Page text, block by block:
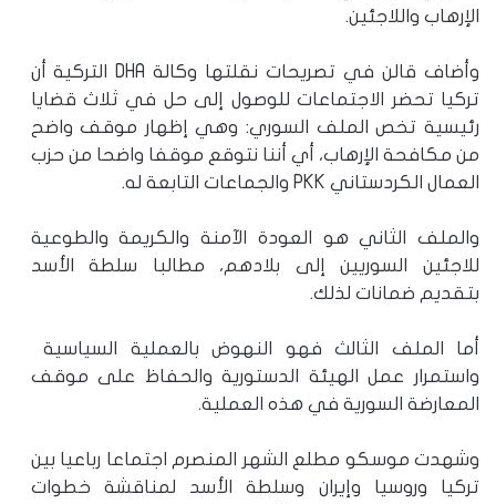
الإرهاب واللاجئين.
وأضاف قالن في تصريحات نقلتها وكالة DHA التركية أن
تركيا تحضر الاجتماعات للوصول إلى حل في ثلاث قضايا
رئيسية تخص الملف السوري: وهي إظهار موقف واضح
من مكافحة الإرهاب، أي أننا نتوقع موقفا واضحا من حزب
العمال الكردستاني PKK والجماعات التابعة له.
والملف الثاني هو العودة الآمنة والكريمة والطوعية
للاجئين السوريين إلى بلادهم، مطالبا سلطة الأسد
بتقديم ضمانات لذلك.
أما الملف الثالث فهو النهوض بالعملية السياسية
واستمرار عمل الهيئة الدستورية والحفاظ على موقف
المعارضة السورية في هذه العملية.
وشهدت موسكو مطلع الشهر المنصرم اجتماعا رباعيا بين
تركيا وروسيا وإيران وسلطة الأسد لمناقشة خطوات